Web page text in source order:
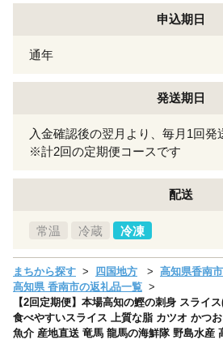
申込期日
通年
発送期日
入金確認後の翌月より、毎月1回発
※計2回の定期便コースです
配送
常温 冷蔵 冷凍
まちから探す 四国地方
高知県香南市
高知県 香南市の返礼品一覧
【2回定期便】本場高知の鰹の刺身 スライ
食べやすいスライス 上質な脂 カツオ かつ
魚介 産地直送 竜馬 龍馬の海鮮隊 野島水産